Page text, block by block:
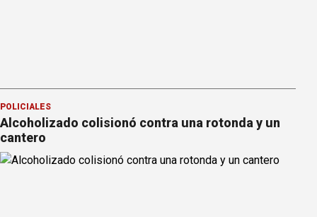
POLICIALES
Alcoholizado colisionó contra una rotonda y un
cantero